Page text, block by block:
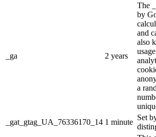
_ga 2 years
The
by
and
also
a
_gat_gtag_UA_76336170_14 1 minute
Set